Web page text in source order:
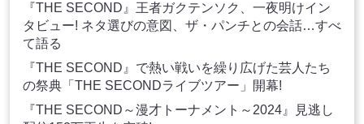
『THE SECOND』王者ガクテンソク、​​一夜明けイン
タビュー! ネタ選びの意図、ザ・パンチとの会話…すべ
て語る
『THE SECOND』で熱い戦いを繰り広げた芸人たち
の祭典「THE SECONDライブツアー」開幕!
『THE SECOND～漫才トーナメント～2024』見逃し